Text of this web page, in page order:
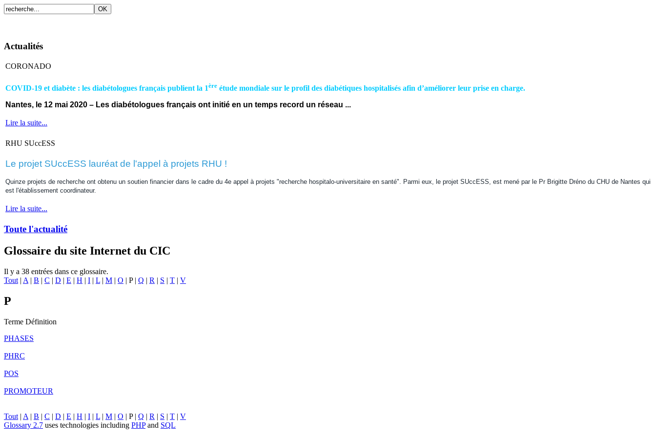
Actualités
CORONADO
COVID-19 et diabète : les diabétologues français publient la 1ère étude mondiale sur le profil des diabétiques hospitalisés afin d’améliorer leur prise en charge.
Nantes, le 12 mai 2020 – Les diabétologues français ont initié en un temps record un réseau ...
Lire la suite...
RHU SUccESS
Le projet SUccESS lauréat de l'appel à projets RHU !
Quinze projets de recherche ont obtenu un soutien financier dans le cadre du 4e appel à projets "recherche hospitalo-universitaire en santé". Parmi eux, le projet SUccESS, est mené par le Pr Brigitte Dréno du CHU de Nantes qui
est l'établissement coordinateur.
Lire la suite...
Toute l'actualité
Glossaire du site Internet du CIC
Il y a 38 entrées dans ce glossaire.
Tout | A | B | C | D | E | H | I | L | M | O | P | Q | R | S | T | V
P
Terme Définition
PHASES
PHRC
POS
PROMOTEUR
Tout | A | B | C | D | E | H | I | L | M | O | P | Q | R | S | T | V
Glossary 2.7 uses technologies including PHPand SQL